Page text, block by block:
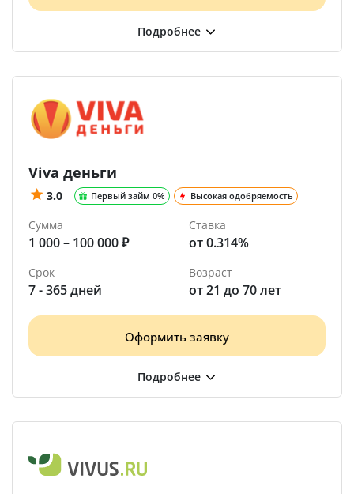
Viva деньги
3.0 Первый займ 0% Высокая одобряемость
Сумма
1 000 – 100 000 ₽
Ставка
от 0.314%
Срок
7 - 365 дней
Возраст
от 21 до 70 лет
Оформить заявку